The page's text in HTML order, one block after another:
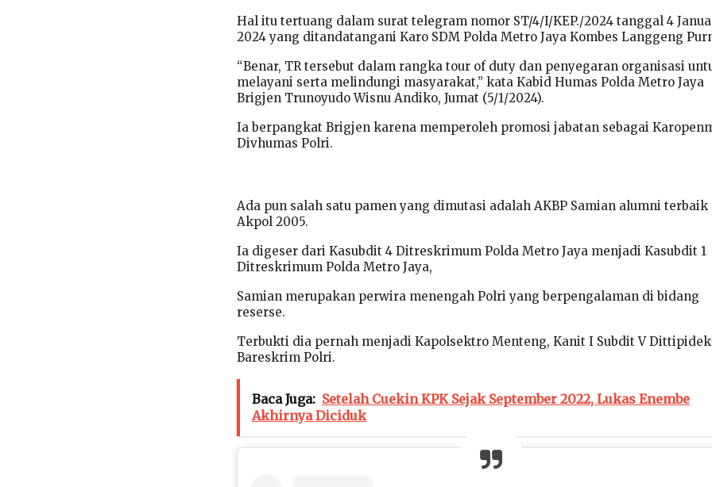
Hal itu tertuang dalam surat telegram nomor ST/4/I/KEP./2024 tanggal 4
2024 yang ditandatangani Karo SDM Polda Metro Jaya Kombes Langgeng
“Benar, TR tersebut dalam rangka tour of duty dan penyegaran organisasi
melayani serta melindungi masyarakat,” kata Kabid Humas Polda Metro Jaya
Brigjen Trunoyudo Wisnu Andiko, Jumat (5/1/2024).
Ia berpangkat Brigjen karena memperoleh promosi jabatan sebagai
Divhumas Polri.
Ada pun salah satu pamen yang dimutasi adalah AKBP Samian alumni terbaik
Akpol 2005.
Ia digeser dari Kasubdit 4 Ditreskrimum Polda Metro Jaya menjadi Kasubdit 1
Ditreskrimum Polda Metro Jaya,
Samian merupakan perwira menengah Polri yang berpengalaman di bidang
reserse.
Terbukti dia pernah menjadi Kapolsektro Menteng, Kanit I Subdit V
Bareskrim Polri.
Baca Juga: Setelah Cuekin KPK Sejak September 2022, Lukas Enembe
Akhirnya Diciduk